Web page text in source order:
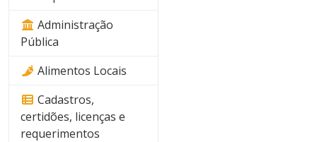
Administração
Pública
Alimentos Locais
Cadastros,
certidões, licenças e
requerimentos